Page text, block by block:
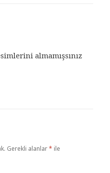
almamışsınız
Gerekli alanlar* ile